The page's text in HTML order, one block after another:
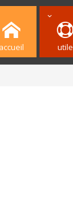
accueil utile